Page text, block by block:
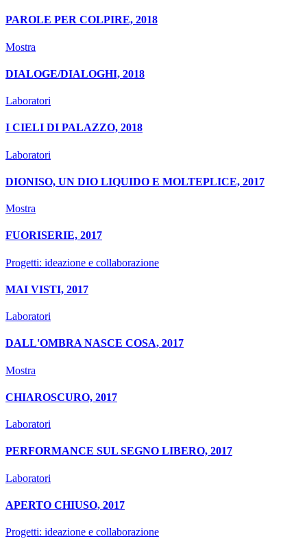
PAROLE PER COLPIRE, 2018
Mostra
DIALOGE/DIALOGHI, 2018
Laboratori
I CIELI DI PALAZZO, 2018
Laboratori
DIONISO, UN DIO LIQUIDO E MOLTEPLICE, 2017
Mostra
FUORISERIE, 2017
Progetti: ideazione e collaborazione
MAI VISTI, 2017
Laboratori
DALL'OMBRA NASCE COSA, 2017
Mostra
CHIAROSCURO, 2017
Laboratori
PERFORMANCE SUL SEGNO LIBERO, 2017
Laboratori
APERTO CHIUSO, 2017
Progetti: ideazione e collaborazione